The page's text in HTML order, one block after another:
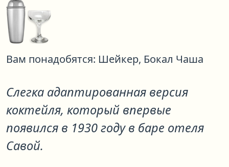
Вам понадобятся: Шейкер, Бокал Чаша
Слегка адаптированная версия
коктейля, который впервые
появился в 1930 году в баре отеля
Савой.